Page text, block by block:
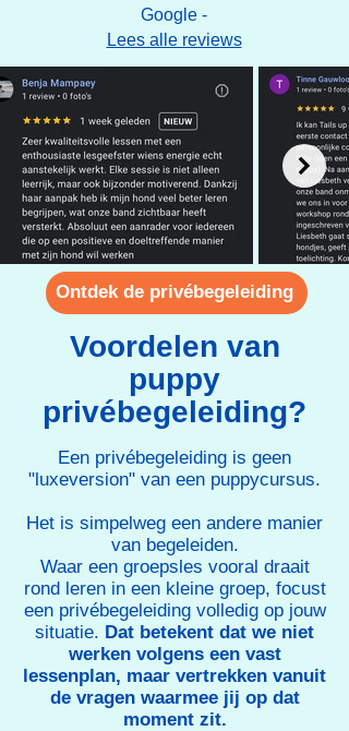
Google -
Lees alle reviews
Ontdek de privébegeleiding
Voordelen van
puppy
privébegeleiding?
Een privébegeleiding is geen
"luxeversion" van een puppycursus.
Het is simpelweg een andere manier
van begeleiden.​
Waar een groepsles vooral draait
rond leren in een kleine groep, focust
een privébegeleiding volledig op jouw
situatie. Dat betekent dat we niet
werken volgens een vast
lessenplan, maar vertrekken vanuit
de vragen waarmee jij op dat
moment zit.​